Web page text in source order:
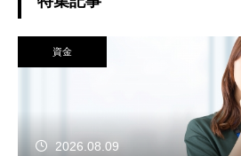
資金
2026.08.09